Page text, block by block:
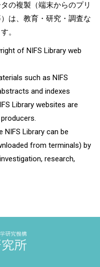
の複製（端末からのプリ
は、教育・研究・調査な
。
of NIFS Library web
such as NIFS
and indexes
Library websites are
NIFS Library can be
from terminals) by
research,